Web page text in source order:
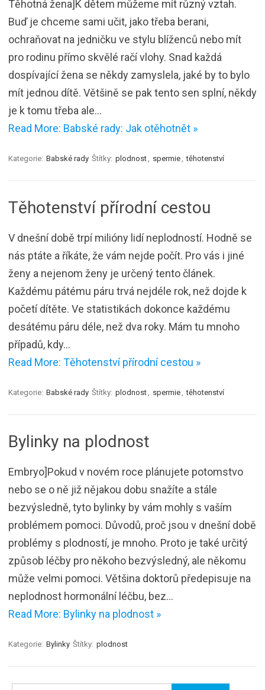
Těhotná žena]K dětem můžeme mít různý vztah.
Buď je chceme sami učit, jako třeba berani,
ochraňovat na jedničku ve stylu blíženců nebo mít
pro rodinu přímo skvělé račí vlohy. Snad každá
dospívající žena se někdy zamyslela, jaké by to bylo
mít jednou dítě. Většině se pak tento sen splní, někdy
je k tomu třeba ale…
Read More: Babské rady: Jak otěhotnět »
Kategorie: Babské rady Štítky: plodnost spermie těhotenství
Těhotenství přírodní cestou
V dnešní době trpí milióny lidí neplodností. Hodně se
nás ptáte a říkáte, že vám nejde počít. Pro vás i jiné
ženy a nejenom ženy je určený tento článek.
Každému pátému páru trvá nejdéle rok, než dojde k
početí dítěte. Ve statistikách dokonce každému
desátému páru déle, než dva roky. Mám tu mnoho
případů, kdy…
Read More: Těhotenství přírodní cestou »
Kategorie: Babské rady Štítky: plodnost spermie těhotenství
Bylinky na plodnost
Embryo]Pokud v novém roce plánujete potomstvo
nebo se o ně již nějakou dobu snažíte a stále
bezvýsledně, tyto bylinky by vám mohly s vaším
problémem pomoci. Důvodů, proč jsou v dnešní době
problémy s plodností, je mnoho. Proto je také určitý
způsob léčby pro někoho bezvýsledný, ale někomu
může velmi pomoci. Většina doktorů předepisuje na
neplodnost hormonální léčbu, bez…
Read More: Bylinky na plodnost »
Kategorie: Bylinky Štítky: plodnost